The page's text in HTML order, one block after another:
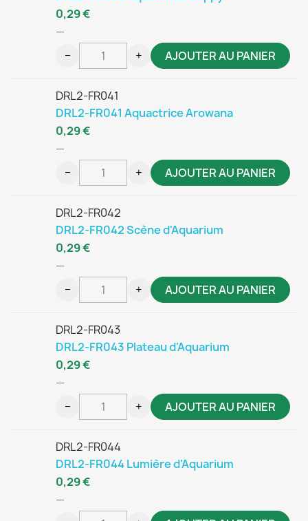
—
0,29 €
− + AJOUTER AU PANIER
DRL2-FR041
DRL2-FR041 Aquactrice Arowana
—
0,29 €
− + AJOUTER AU PANIER
DRL2-FR042
DRL2-FR042 Scène d'Aquarium
—
0,29 €
− + AJOUTER AU PANIER
DRL2-FR043
DRL2-FR043 Plateau d'Aquarium
—
0,29 €
− + AJOUTER AU PANIER
DRL2-FR044
DRL2-FR044 Lumière d'Aquarium
—
0,29 €